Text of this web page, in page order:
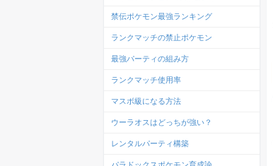
禁伝ポケモン最強ランキング
ランクマッチの禁止ポケモン
最強パーティの組み方
ランクマッチ使用率
マスボ級になる方法
ウーラオスはどっちが強い？
レンタルパーティ構築
パラドックスポケモン育成論